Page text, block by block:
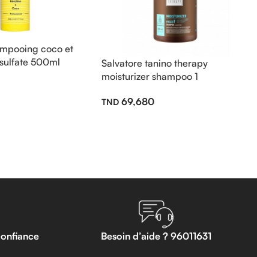
coco et
500ml
Salvatore tanino therapy
moisturizer shampoo 1
69,680
Besoin d’aide ? 96011631